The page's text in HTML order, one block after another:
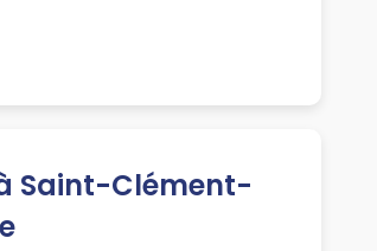
Saint-Clément-